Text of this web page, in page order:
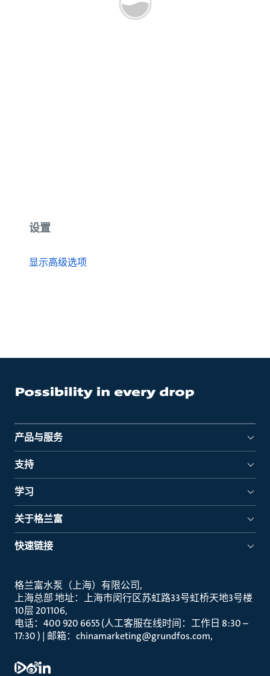
设置
显示高级选项
产品与服务
支持
学习
关于格兰富
快速链接
格兰富水泵（上海）有限公司
上海总部 地址：上海市闵行区苏虹路33号虹桥天地3号楼
10层 201106
电话：400 920 6655 (人工客服在线时间：工作日 8:30 –
17:30 ) | 邮箱：chinamarketing@grundfos.com